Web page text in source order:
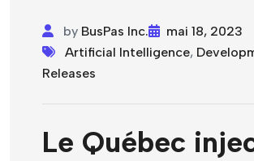
by BusPas Inc.
mai 18, 2023
Artificial Intelligence,
Releases
Le Québec